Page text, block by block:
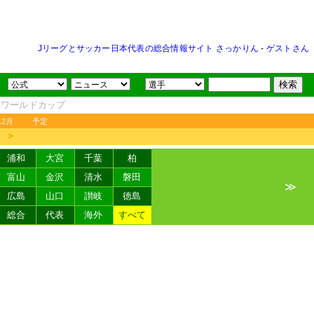
Jリーグとサッカー日本代表の総合情報サイト さっかりん - ゲストさん
ールドカップ
月 予定
＞
浦和 大宮 千葉
柏
富山
金沢 清水
磐田
広島
山口 讃岐
徳島
総合
代表 海外 すべて
≫